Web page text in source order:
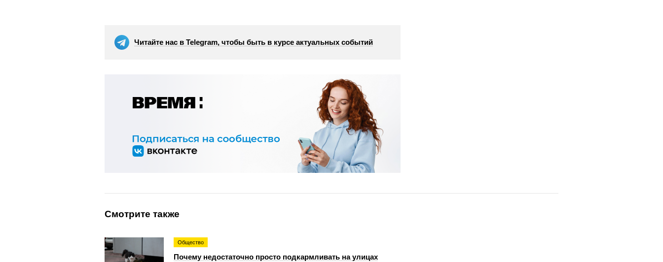
Читайте нас в Telegram, чтобы быть в курсе актуальных событий
Смотрите также
Общество
Почему недостаточно просто подкармливать на улицах